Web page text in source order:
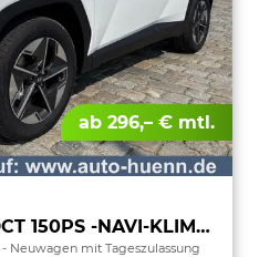
ab 296,– € mtl.
GO 1.6 T-GDI 2WD 7DCT 150PS -NAVI-KLIMAAUTOM-ALU18"-SHZ-WINTER-LED-PDC-KAMERA-KEYLESS GO-Sofort
Neuwagen mit Tageszulassung